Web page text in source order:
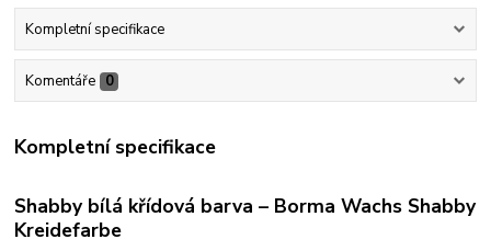
Kompletní specifikace
Komentáře 0
Kompletní specifikace
Shabby bílá křídová barva – Borma Wachs Shabby
Kreidefarbe